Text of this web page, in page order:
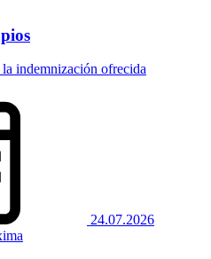
indemnización ofrecida
24.07.2026